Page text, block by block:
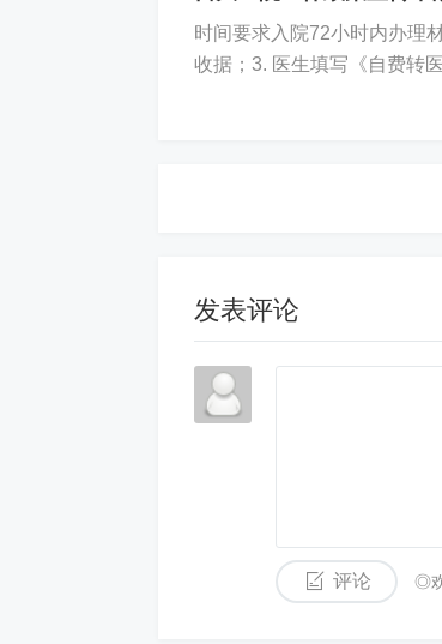
时间要求入院72小时内办理
收据；3. 医生填写《自费转
发表评论
评论 ◎